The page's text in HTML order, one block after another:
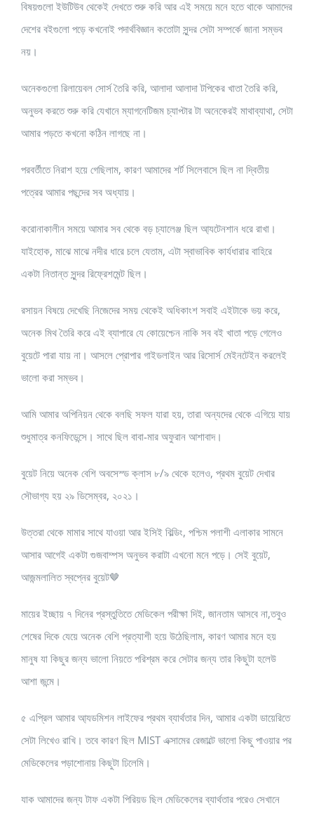
বিষয়গুলো ইউটিউব থেকেই দেখতে শুরু করি আর এই সময়ে মনে হতে থাকে আমাদের
দেশের বইগুলো পড়ে কখনোই পদার্থবিজ্ঞান কতোটা সুন্দর সেটা সম্পর্কে জানা সম্ভব
নয়।
অনেকগুলো রিলায়েবল সোর্স তৈরি করি, আলাদা আলাদা টপিকের খাতা তৈরি করি,
অনুভব করতে শুরু করি যেখানে ম্যাগনেটিজম চ্যাপ্টার টা অনেকেরই মাথাব্যাথা, সেটা
আমার পড়তে কখনো কঠিন লাগছে না।
পরবর্তীতে নিরাশ হয়ে গেছিলাম, কারণ আমাদের শর্ট সিলেবাসে ছিল না দ্বিতীয়
পত্রের আমার পছন্দের সব অধ্যায়।
করোনাকালীন সময়ে আমার সব থেকে বড় চ্যালেঞ্জ ছিল আ্যটেনশান ধরে রাখা।
যাইহোক, মাঝে মাঝে নদীর ধারে চলে যেতাম, এটা স্বাভাবিক কার্যধারার বাহিরে
একটা নিতান্ত সুন্দর রিফ্রেশমেন্ট ছিল।
রসায়ন বিষয়ে দেখেছি নিজেদের সময় থেকেই অধিকাংশ সবাই এইটাকে ভয় করে,
অনেক মিথ তৈরি করে এই ব্যাপারে যে কোয়েশ্চেন নাকি সব বই খাতা পড়ে গেলেও
বুয়েটে পারা যায় না। আসলে প্রোপার গাইডলাইন আর রিসোর্স মেইনটেইন করলেই
ভালো করা সম্ভব।
আমি আমার অপিনিয়ন থেকে বলছি সফল যারা হয়, তারা অন্যদের থেকে এগিয়ে যায়
শুধুমাত্র কনফিডেন্সে। সাথে ছিল বাবা-মার অফুরান আশাবাদ।
বুয়েট নিয়ে অনেক বেশি অবসেস্ড ক্লাস ৮/৯ থেকে হলেও, প্রথম বুয়েট দেখার
সৌভাগ্য হয় ২৯ ডিসেম্বর, ২০২১।
উত্তরা থেকে মামার সাথে যাওয়া আর ইসিই বিল্ডিং, পশ্চিম পলাশী এলাকার সামনে
আসার আগেই একটা গুজবাম্পস অনুভব করাটা এখনো মনে পড়ে। সেই বুয়েট,
আজন্মলালিত স্বপ্নের বুয়েট🤎
মায়ের ইচ্ছায় ৭ দিনের প্রস্তুতিতে মেডিকেল পরীক্ষা দিই, জানতাম আসবে না,তবুও
শেষের দিকে যেয়ে অনেক বেশি প্রত্যাশী হয়ে উঠেছিলাম, কারণ আমার মনে হয়
মানুষ যা কিছুর জন্য ভালো নিয়তে পরিশ্রম করে সেটার জন্য তার কিছুটা হলেউ
আশা জন্মে।
৫ এপ্রিল আমার আ্যডমিশন লাইফের প্রথম ব্যার্থতার দিন, আমার একটা ডায়েরিতে
সেটা লিখেও রাখি। তবে কারণ ছিল MIST এক্সামের রেজাল্টে ভালো কিছু পাওয়ার পর
মেডিকেলের পড়াশোনায় কিছুটা ঢিলেমি।
যাক আমাদের জন্য টাফ একটা পিরিয়ড ছিল মেডিকেলের ব্যার্থতার পরেও সেখানে